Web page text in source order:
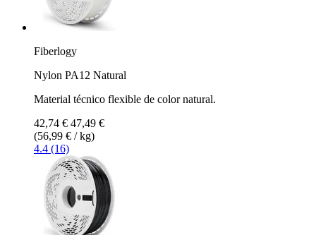
Fiberlogy
Nylon PA12 Natural
Material técnico flexible de color natural.
42,74 € 47,49 €
(56,99 € / kg)
4.4 (16)